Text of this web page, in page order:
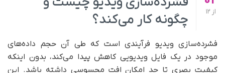
از
چگونه کار می‌کند؟
فشرده‌سازی ویدیو فرآیندی است که طی آن حجم داده‌های
موجود در یک فایل ویدیویی کاهش پیدا می‌کند، بدون اینکه
کیفیت بصری تا حد امکان افت محسوسی داشته باشد. این